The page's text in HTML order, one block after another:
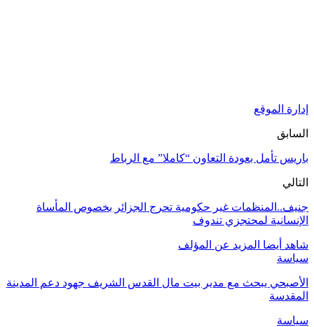
إدارة الموقع
السابق
باريس تأمل بعودة التعاون “كاملا” مع الرباط
التالي
جنيف..المنظمات غير حكومية تحرج الجزائر بخصوص المأساة
الإنسانية لمحتجزي تندوف
شاهد أيضا المزيد عن المؤلف
سياسة
الأصبحي يبحث مع مدير بيت مال القدس الشريف جهود دعم المدينة
المقدسة
سياسة